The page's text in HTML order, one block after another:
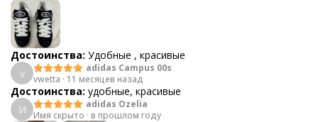
Достоинства: Удобные , красивые
v
adidas Campus 00s
vwetta · 11 месяцев назад
Достоинства: удобные, красивые
И
adidas Ozelia
Имя скрыто · в прошлом году